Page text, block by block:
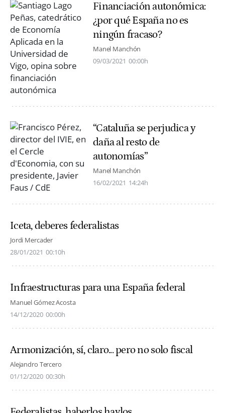
Financiación autonómica:
¿por qué España no es
ningún fracaso?
Manel Manchón
09/03/2021 00:00h
“Cataluña se perjudica y
daña al resto de
autonomías”
Manel Manchón
16/02/2021 14:24h
Iceta, deberes federalistas
Jordi Mercader
28/01/2021 00:10h
Infraestructuras para una España federal
Manuel Gómez Acosta
14/12/2020 00:00h
Armonización, sí, claro... pero no solo fiscal
Alejandro Tercero
01/12/2020 00:30h